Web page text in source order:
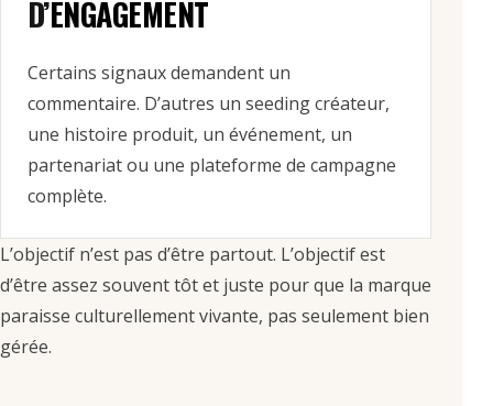
D’ENGAGEMENT
Certains signaux demandent un
commentaire. D’autres un seeding créateur,
une histoire produit, un événement, un
partenariat ou une plateforme de campagne
complète.
L’objectif n’est pas d’être partout. L’objectif est
d’être assez souvent tôt et juste pour que la marque
paraisse culturellement vivante, pas seulement bien
gérée.